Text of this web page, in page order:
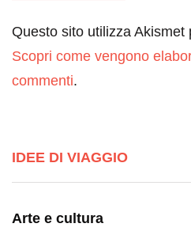
Questo sito utilizza Akismet
Scopri come vengono
commenti.
IDEE DI VIAGGIO
Arte e cultura